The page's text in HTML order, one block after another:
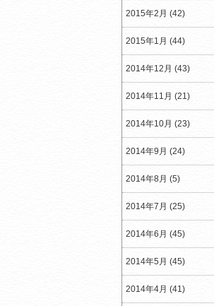
2015年2月 (42)
2015年1月 (44)
2014年12月 (43)
2014年11月 (21)
2014年10月 (23)
2014年9月 (24)
2014年8月 (5)
2014年7月 (25)
2014年6月 (45)
2014年5月 (45)
2014年4月 (41)